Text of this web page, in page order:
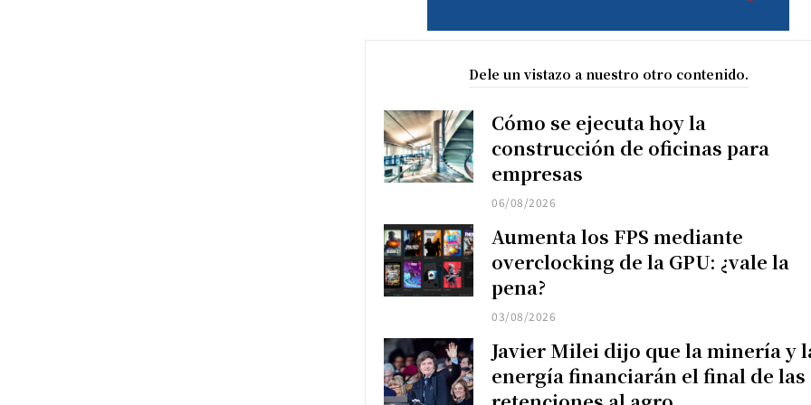
Dele un vistazo a nuestro otro contenido.
Cómo se ejecuta hoy la
construcción de oficinas para
empresas
06/08/2026
Aumenta los FPS mediante
overclocking de la GPU: ¿vale la
pena?
03/08/2026
Javier Milei dijo que la minería y
energía financiarán el final de las